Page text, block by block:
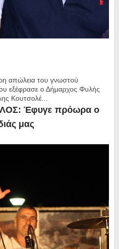
απώλεια του γνωστού
εξέφρασε ο Δήμαρχος Φυλής
Κουτσολέ...
Έφυγε πρόωρα ο
μας